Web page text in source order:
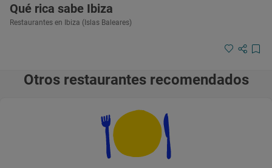
Qué rica sabe Ibiza
Restaurantes en Ibiza (Islas Baleares)
Otros restaurantes recomendados